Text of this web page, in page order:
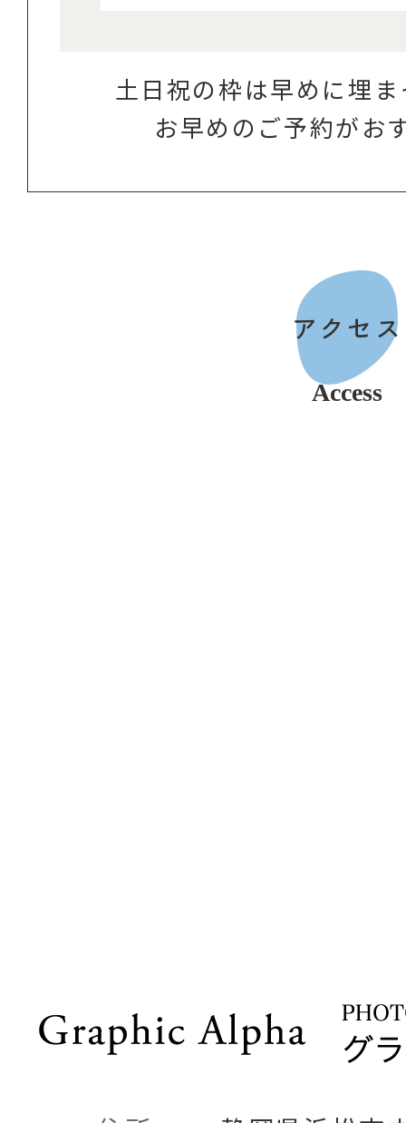
土日祝の枠は早めに埋
お早めのご予約がお
アクセス
Access